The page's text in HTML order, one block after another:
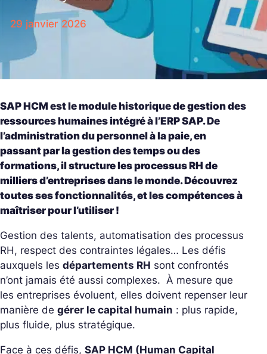
29 janvier 2026
SAP HCM est le module historique de gestion des
ressources humaines intégré à l’ERP SAP. De
l’administration du personnel à la paie, en
passant par la gestion des temps ou des
formations, il structure les processus RH de
milliers d’entreprises dans le monde. Découvrez
toutes ses fonctionnalités, et les compétences à
maîtriser pour l’utiliser !
Gestion des talents, automatisation des processus
RH, respect des contraintes légales… Les défis
auxquels les départements RH sont confrontés
n’ont jamais été aussi complexes. À mesure que
les entreprises évoluent, elles doivent repenser leur
manière de gérer le capital humain : plus rapide,
plus fluide, plus stratégique.
Face à ces défis, SAP HCM (Human Capital